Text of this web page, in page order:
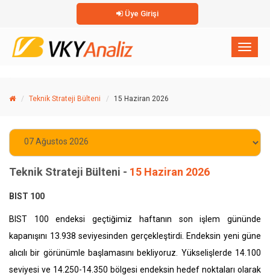
Üye Girişi
×
Teknik Strateji Bülteni 15 Haziran 2026
Teknik Strateji Bülteni - 15 Haziran 2026
BIST 100
BIST 100 endeksi geçtiğimiz haftanın son işlem gününde
kapanışını 13.938 seviyesinden gerçekleştirdi. Endeksin yeni güne
alıcılı bir görünümle başlamasını bekliyoruz. Yükselişlerde 14.100
seviyesi ve 14.250-14.350 bölgesi endeksin hedef noktaları olarak